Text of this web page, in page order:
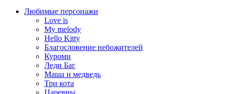
Любимые персонажи
Love is
My melody
Hello Kitty
Благословение небожителей
Куроми
Леди Баг
Маша и медведь
Три кота
Царевны